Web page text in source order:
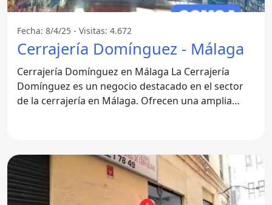
Fecha: 8/4/25 - Visitas: 4.672
Cerrajería Domínguez - Málaga
Cerrajería Domínguez en Málaga La Cerrajería
Domínguez es un negocio destacado en el sector
de la cerrajería en Málaga. Ofrecen una amplia